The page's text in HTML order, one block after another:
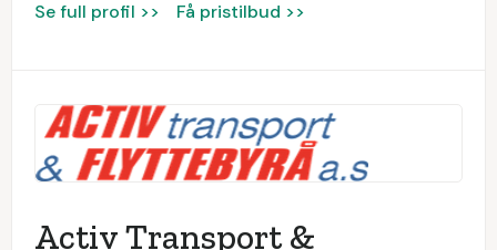
Se full profil >> Få pristilbud >>
Activ Transport &